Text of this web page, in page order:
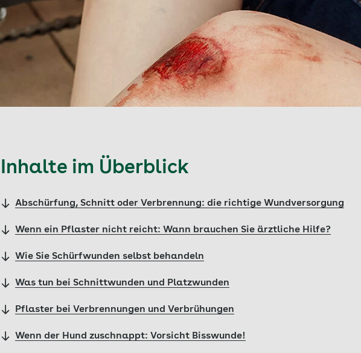
Inhalte im Überblick
Abschürfung, Schnitt oder Verbrennung: die richtige Wundversorgung
Wenn ein Pflaster nicht reicht: Wann brauchen Sie ärztliche Hilfe?
Wie Sie Schürfwunden selbst behandeln
Was tun bei Schnittwunden und Platzwunden
Pflaster bei Verbrennungen und Verbrühungen
Wenn der Hund zuschnappt: Vorsicht Bisswunde!